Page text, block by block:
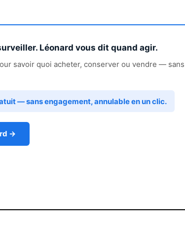
Léonard vous dit quand agir.
savoir quoi acheter, conserver ou vendre —
— sans engagement, annulable en un clic.
→